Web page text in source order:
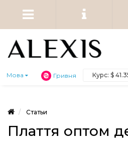
Мова Курс: $
Гривня
Статьи
Плаття оптом